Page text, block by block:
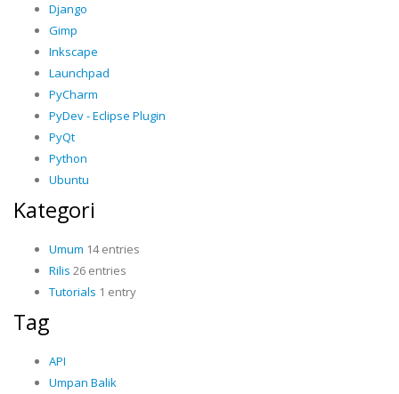
Django
Gimp
Inkscape
Launchpad
PyCharm
PyDev - Eclipse Plugin
PyQt
Python
Ubuntu
Kategori
Umum 14 entries
Rilis 26 entries
Tutorials 1 entry
Tag
API
Umpan Balik